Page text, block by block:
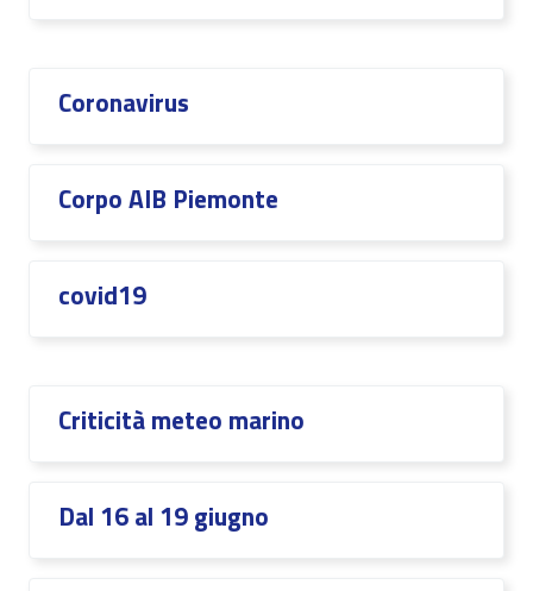
Coronavirus
Corpo AIB Piemonte
covid19
Criticità meteo marino
Dal 16 al 19 giugno